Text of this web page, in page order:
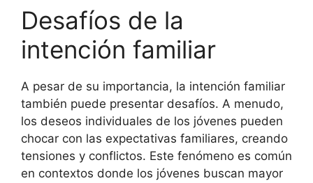
Desafíos de la
intención familiar
A pesar de su importancia, la intención familiar
también puede presentar desafíos. A menudo,
los deseos individuales de los jóvenes pueden
chocar con las expectativas familiares, creando
tensiones y conflictos. Este fenómeno es común
en contextos donde los jóvenes buscan mayor